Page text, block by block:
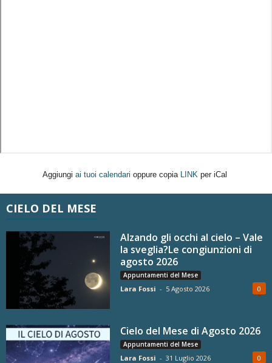
Aggiungi ai tuoi calendari oppure copia LINK per iCal
CIELO DEL MESE
Alzando gli occhi al cielo – Vale
la sveglia?Le congiunzioni di
agosto 2026
Appuntamenti del Mese
Lara Fossi - 5 Agosto 2026 0
Cielo del Mese di Agosto 2026
Appuntamenti del Mese
Lara Fossi - 31 Luglio 2026 0